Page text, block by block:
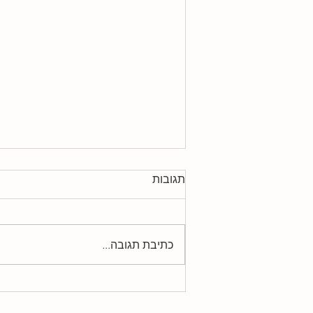
רוקוטן והריון - שילוב אסור
תגובות
כתיבת תגובה...